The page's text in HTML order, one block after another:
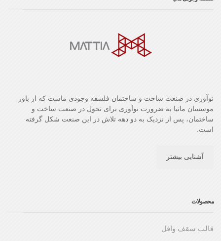
نوآوری در صنعت ساخت و ساختمان فلسفه وجودی ماست که از باور
موسسان ماتیا به ضرورت نوآوری برای تحول در صنعت ساخت و
ساختمان، پس از نزدیک به دو دهه تلاش در این صنعت شکل گرفته
است.
آشنایی بیشتر
محصولات
قالب سقف وافل